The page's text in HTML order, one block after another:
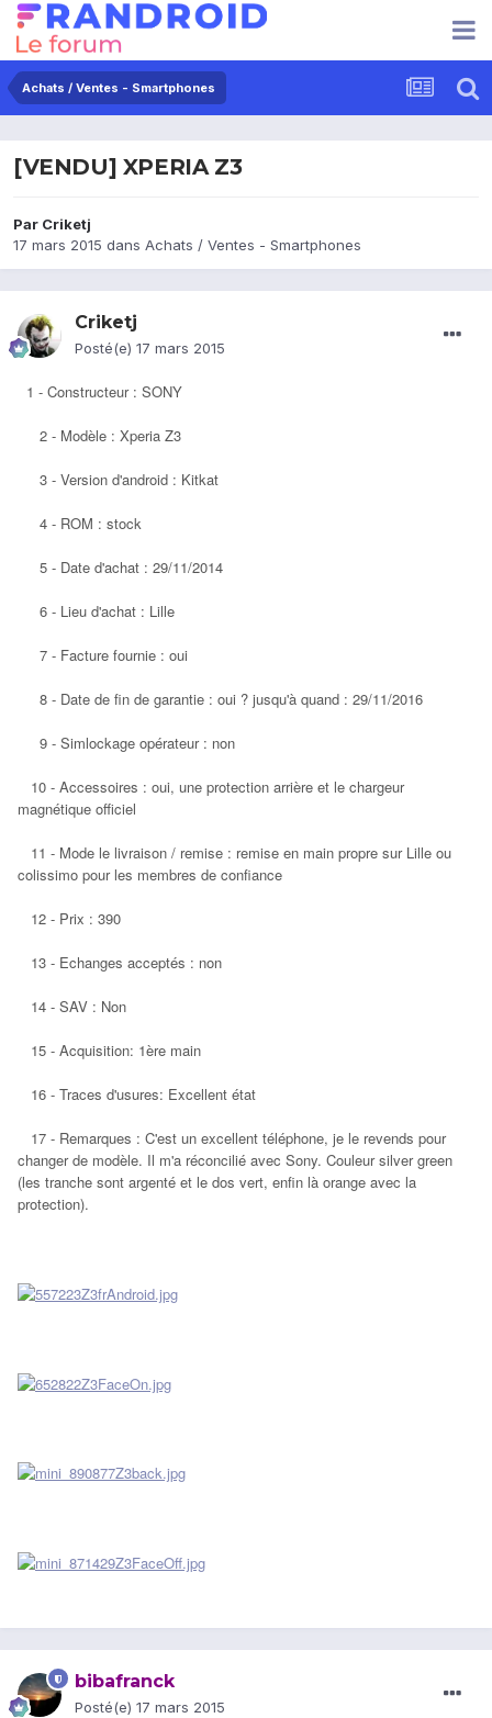
Achats / Ventes - Smartphones
[VENDU] XPERIA Z3
Par Criketj
17 mars 2015 dans Achats / Ventes - Smartphones
Criketj
Posté(e) 17 mars 2015
1 - Constructeur : SONY
2 - Modèle : Xperia Z3
3 - Version d'android : Kitkat
4 - ROM : stock
5 - Date d'achat : 29/11/2014
6 - Lieu d'achat : Lille
7 - Facture fournie : oui
8 - Date de fin de garantie : oui ? jusqu'à quand : 29/11/2016
9 - Simlockage opérateur : non
10 - Accessoires : oui, une protection arrière et le chargeur
magnétique officiel
11 - Mode le livraison / remise : remise en main propre sur Lille ou
colissimo pour les membres de confiance
12 - Prix : 390
13 - Echanges acceptés : non
14 - SAV : Non
15 - Acquisition: 1ère main
16 - Traces d'usures: Excellent état
17 - Remarques : C'est un excellent téléphone, je le revends pour
changer de modèle. Il m'a réconcilié avec Sony. Couleur silver green
(les tranche sont argenté et le dos vert, enfin là orange avec la
protection).
bibafranck
Posté(e) 17 mars 2015